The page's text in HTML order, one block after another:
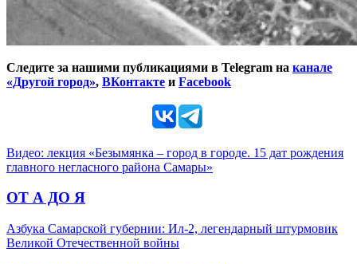
Следите за нашими публикациями в Telegram на канале
«Другой город», ВКонтакте и Facebook
Видео: лекция «Безымянка – город в городе. 15 дат рождения
главного негласного района Самары»
ОТ А ДО Я
Азбука Самарской губернии: Ил-2, легендарный штурмовик
Великой Отечественной войны